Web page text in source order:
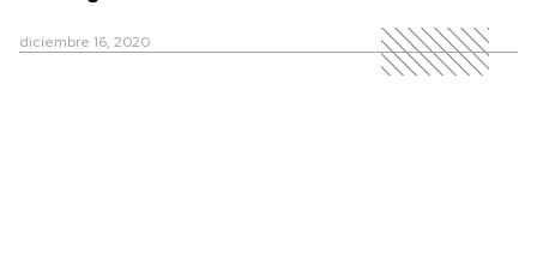
diciembre 16, 2020